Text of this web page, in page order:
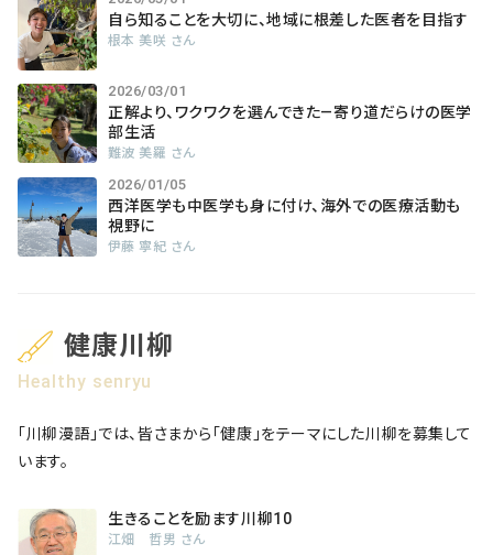
自ら知ることを大切に、地域に根差した医者を目指す
根本 美咲 さん
2026/03/01
正解より、ワクワクを選んできた―寄り道だらけの医学
部生活
難波 美羅 さん
2026/01/05
西洋医学も中医学も身に付け、海外での医療活動も
視野に
伊藤 寧紀 さん
健康川柳
Healthy senryu
「川柳漫語」では、皆さまから「健康」をテーマにした川柳を募集して
います。
生きることを励ます川柳10
江畑 哲男 さん